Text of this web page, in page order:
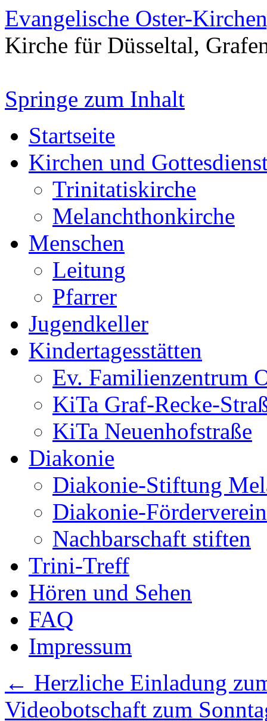
Evangelische Oster-
Kirche für Düsseltal,
Springe zum Inhalt
Startseite
Kirchen und
Trinitatiskirche
Melanchthonkirche
Menschen
Leitung
Pfarrer
Jugendkeller
Kindertagesstätten
Ev. Familienzentrum
KiTa Graf-Recke-
KiTa Neuenhofstraße
Diakonie
Diakonie-Stiftung
Diakonie-
Nachbarschaft stiften
Trini-Treff
Hören und Sehen
FAQ
Impressum
← Herzliche Einladung
Videobotschaft zum